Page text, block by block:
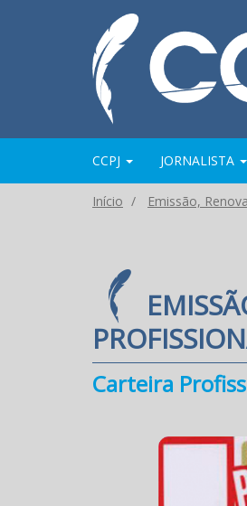
CCPJ JORNALISTA
Início Emissão,
Carteira